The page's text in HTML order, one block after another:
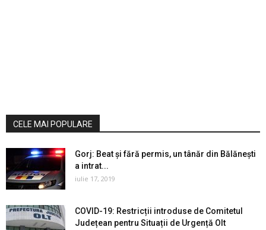
CELE MAI POPULARE
Gorj: Beat și fără permis, un tânăr din Bălănești
a intrat...
iulie 17, 2019
COVID-19: Restricții introduse de Comitetul
Județean pentru Situații de Urgență Olt